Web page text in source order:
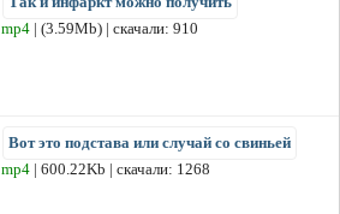
mp4 | (3.59Mb) | скачали: 910
Вот это подстава или случай со свиньей
mp4 | 600.22Kb | скачали: 1268